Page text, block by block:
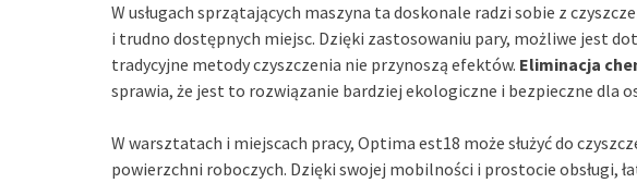
W usługach sprzątających maszyna ta doskonale radzi sobie z
i trudno dostępnych miejsc. Dzięki zastosowaniu pary, możliwe jest
tradycyjne metody czyszczenia nie przynoszą efektów. Eliminacja
sprawia, że jest to rozwiązanie bardziej ekologiczne i bezpieczne dla
W warsztatach i miejscach pracy, Optima est18 może służyć do
powierzchni roboczych. Dzięki swojej mobilności i prostocie obsługi,